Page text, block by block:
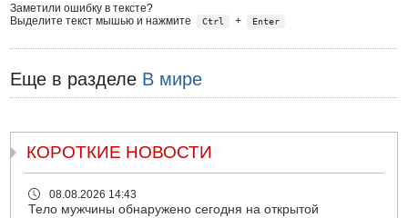
Заметили ошибку в тексте?
Выделите текст мышью и нажмите
Ctrl + Enter
Еще в разделе В мире
КОРОТКИЕ НОВОСТИ
08.08.2026 14:43
Тело мужчины обнаружено сегодня на открытой